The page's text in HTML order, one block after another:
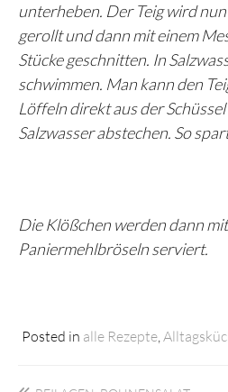
unterheben. Der Teig wird
gerollt und dann mit einem
Stücke geschnitten. In
schwimmen. Man kann den
Löffeln direkt aus der
Salzwasser abstechen. So
Die Klößchen werden dann
Paniermehlbröseln serviert.
Posted in alle Rezepte
Beitragsnavigation